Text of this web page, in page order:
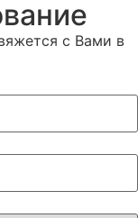
с Вами в